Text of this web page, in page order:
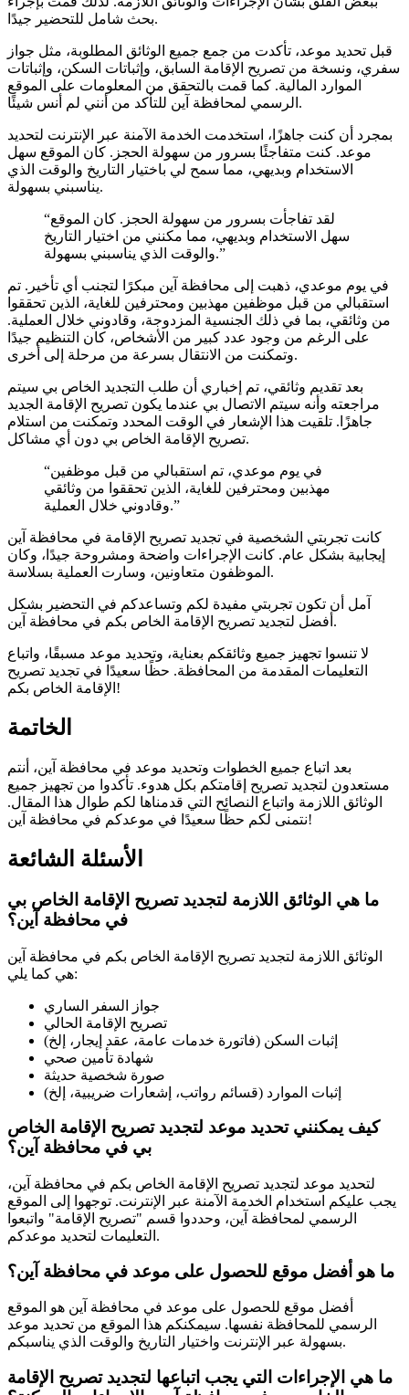
بحث شامل للتحضير جيدًا.
قبل تحديد موعد، تأكدت من جمع جميع الوثائق المطلوبة، مثل جواز
سفري، ونسخة من تصريح الإقامة السابق، وإثباتات السكن، وإثباتات
الموارد المالية. كما قمت بالتحقق من المعلومات على الموقع
الرسمي لمحافظة آين للتأكد من أنني لم أنس شيئًا.
بمجرد أن كنت جاهزًا، استخدمت الخدمة الآمنة عبر الإنترنت لتحديد
موعد. كنت متفاجئًا بسرور من سهولة الحجز. كان الموقع سهل
الاستخدام وبديهي، مما سمح لي باختيار التاريخ والوقت الذي
يناسبني بسهولة.
“لقد تفاجأت بسرور من سهولة الحجز. كان الموقع
سهل الاستخدام وبديهي، مما مكنني من اختيار التاريخ
والوقت الذي يناسبني بسهولة.”
في يوم موعدي، ذهبت إلى محافظة آين مبكرًا لتجنب أي تأخير. تم
استقبالي من قبل موظفين مهذبين ومحترفين للغاية، الذين تحققوا
من وثائقي، بما في ذلك الجنسية المزدوجة، وقادوني خلال العملية.
على الرغم من وجود عدد كبير من الأشخاص، كان التنظيم جيدًا
وتمكنت من الانتقال بسرعة من مرحلة إلى أخرى.
بعد تقديم وثائقي، تم إخباري أن طلب التجديد الخاص بي سيتم
مراجعته وأنه سيتم الاتصال بي عندما يكون تصريح الإقامة الجديد
جاهزًا. تلقيت هذا الإشعار في الوقت المحدد وتمكنت من استلام
تصريح الإقامة الخاص بي دون أي مشاكل.
“في يوم موعدي، تم استقبالي من قبل موظفين
مهذبين ومحترفين للغاية، الذين تحققوا من وثائقي
وقادوني خلال العملية.”
كانت تجربتي الشخصية في تجديد تصريح الإقامة في محافظة آين
إيجابية بشكل عام. كانت الإجراءات واضحة ومشروحة جيدًا، وكان
الموظفون متعاونين، وسارت العملية بسلاسة.
آمل أن تكون تجربتي مفيدة لكم وتساعدكم في التحضير بشكل
أفضل لتجديد تصريح الإقامة الخاص بكم في محافظة آين.
لا تنسوا تجهيز جميع وثائقكم بعناية، وتحديد موعد مسبقًا، واتباع
التعليمات المقدمة من المحافظة. حظًا سعيدًا في تجديد تصريح
الإقامة الخاص بكم!
الخاتمة
بعد اتباع جميع الخطوات وتحديد موعد في محافظة آين، أنتم
مستعدون لتجديد تصريح إقامتكم بكل هدوء. تأكدوا من تجهيز جميع
الوثائق اللازمة واتباع النصائح التي قدمناها لكم طوال هذا المقال.
نتمنى لكم حظًا سعيدًا في موعدكم في محافظة آين!
الأسئلة الشائعة
ما هي الوثائق اللازمة لتجديد تصريح الإقامة الخاص بي
في محافظة آين؟
الوثائق اللازمة لتجديد تصريح الإقامة الخاص بكم في محافظة آين
هي كما يلي:
جواز السفر الساري
تصريح الإقامة الحالي
إثبات السكن (فاتورة خدمات عامة، عقد إيجار، إلخ)
شهادة تأمين صحي
صورة شخصية حديثة
إثبات الموارد (قسائم رواتب، إشعارات ضريبية، إلخ)
كيف يمكنني تحديد موعد لتجديد تصريح الإقامة الخاص
بي في محافظة آين؟
لتحديد موعد لتجديد تصريح الإقامة الخاص بكم في محافظة آين،
يجب عليكم استخدام الخدمة الآمنة عبر الإنترنت. توجهوا إلى الموقع
الرسمي لمحافظة آين، وحددوا قسم "تصريح الإقامة" واتبعوا
التعليمات لتحديد موعدكم.
ما هو أفضل موقع للحصول على موعد في محافظة آين؟
أفضل موقع للحصول على موعد في محافظة آين هو الموقع
الرسمي للمحافظة نفسها. سيمكنكم هذا الموقع من تحديد موعد
بسهولة عبر الإنترنت واختيار التاريخ والوقت الذي يناسبكم.
ما هي الإجراءات التي يجب اتباعها لتجديد تصريح الإقامة